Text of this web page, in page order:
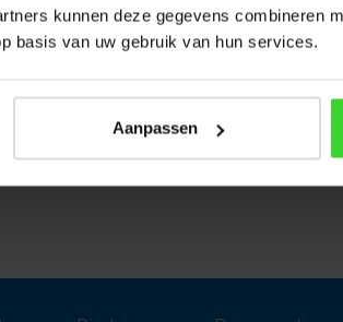
kunnen deze gegevens combineren
basis van uw gebruik van hun services.
Aanpassen
Aanbouw,
Aanbouw,
Aanbouw,